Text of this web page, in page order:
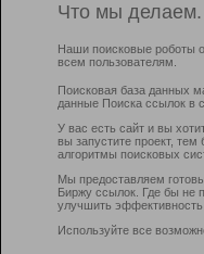
Что мы делаем.
Наши поисковые роботы
всем пользователям.
Поисковая база данных
данные Поиска ссылок в
У вас есть сайт и вы
вы запустите проект,
алгоритмы поисковых
Мы предоставляем
Биржу ссылок. Где бы не
улучшить эффективность
Используйте все